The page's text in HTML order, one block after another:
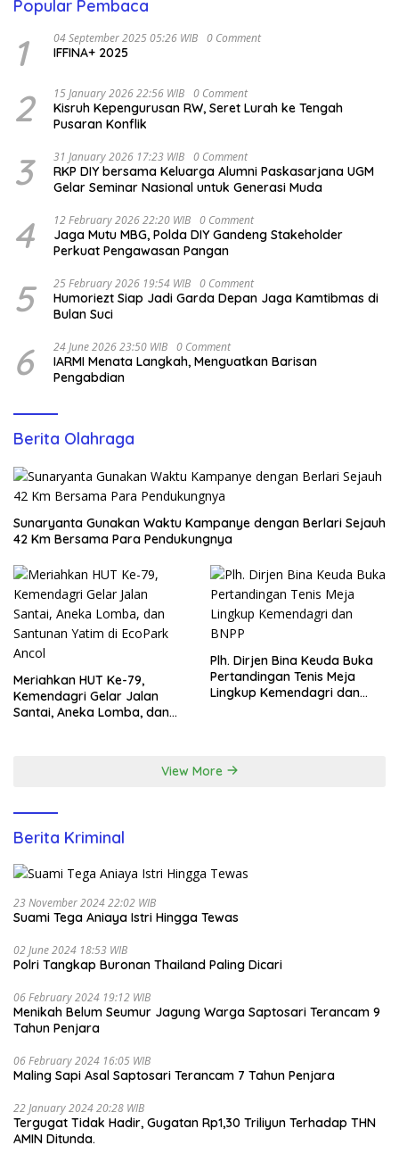
Popular Pembaca
1 04 September 2025 05:26 WIB 0 Comment
IFFINA+ 2025
2 15 January 2026 22:56 WIB 0 Comment
Kisruh Kepengurusan RW, Seret Lurah ke Tengah
Pusaran Konflik
3 31 January 2026 17:23 WIB 0 Comment
RKP DIY bersama Keluarga Alumni Paskasarjana UGM
Gelar Seminar Nasional untuk Generasi Muda
4 12 February 2026 22:20 WIB 0 Comment
Jaga Mutu MBG, Polda DIY Gandeng Stakeholder
Perkuat Pengawasan Pangan
5 25 February 2026 19:54 WIB 0 Comment
Humoriezt Siap Jadi Garda Depan Jaga Kamtibmas di
Bulan Suci
6 24 June 2026 23:50 WIB 0 Comment
IARMI Menata Langkah, Menguatkan Barisan
Pengabdian
Berita Olahraga
Sunaryanta Gunakan Waktu Kampanye dengan Berlari Sejauh
42 Km Bersama Para Pendukungnya
Meriahkan HUT Ke-79,
Kemendagri Gelar Jalan
Santai, Aneka Lomba, dan
Plh. Dirjen Bina Keuda Buka
Pertandingan Tenis Meja
Lingkup Kemendagri dan
View More
Berita Kriminal
23 November 2024 22:02 WIB
Suami Tega Aniaya Istri Hingga Tewas
02 June 2024 18:53 WIB
Polri Tangkap Buronan Thailand Paling Dicari
06 February 2024 19:12 WIB
Menikah Belum Seumur Jagung Warga Saptosari Terancam 9
Tahun Penjara
06 February 2024 16:05 WIB
Maling Sapi Asal Saptosari Terancam 7 Tahun Penjara
22 January 2024 20:28 WIB
Tergugat Tidak Hadir, Gugatan Rp1,30 Triliyun Terhadap THN
AMIN Ditunda.